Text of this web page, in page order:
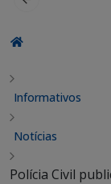
Informativos
Notícias
Polícia Civil